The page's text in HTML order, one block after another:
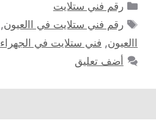
التصنيفات
رقم فني ستلايت
الوسوم
رقم فني ستلايت في االعيون,
االعيون, فني ستلايت في الجهراء
أضف تعليق